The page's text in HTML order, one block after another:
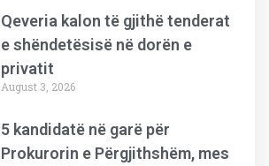
Qeveria kalon të gjithë tenderat
e shëndetësisë në dorën e
privatit
August 3, 2026
5 kandidatë në garë për
Prokurorin e Përgjithshëm, mes